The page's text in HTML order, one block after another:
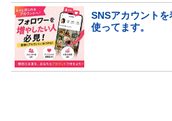
SNSアカウント
使ってます。